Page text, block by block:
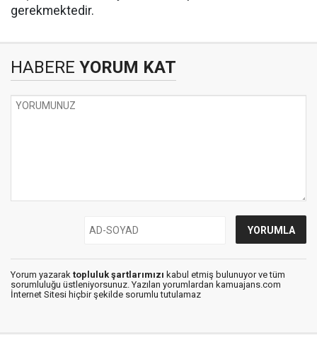
gerekmektedir.
HABERE YORUM KAT
Yorum yazarak topluluk şartlarımızı kabul etmiş bulunuyor ve tüm
sorumluluğu üstleniyorsunuz. Yazılan yorumlardan kamuajans.com
İnternet Sitesi hiçbir şekilde sorumlu tutulamaz